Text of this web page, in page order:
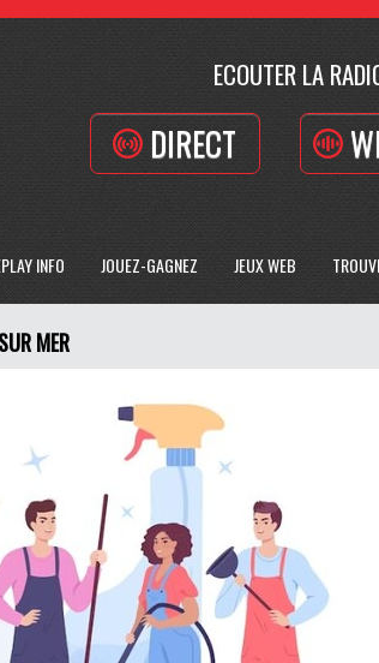
ECOUTER LA
DIRECT
INFO JOUEZ-GAGNEZ JEUX WEB
MER